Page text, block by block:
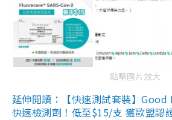
點擊圖片放大
延伸閱讀：【快速測試套裝】Good
快速檢測劑！低至$15/支 獲歐盟認